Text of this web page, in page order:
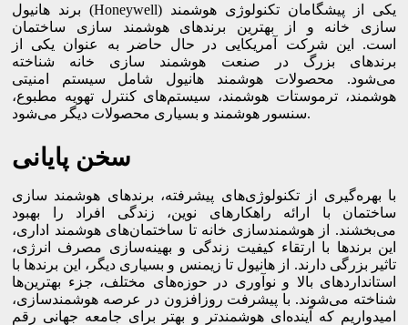
برند هانیول (Honeywell) یکی از پیشگامان تکنولوژی هوشمند
سازی خانه و از بهترین برندهای هوشمند سازی ساختمان
است. این شرکت آمریکایی در حال حاضر به عنوان یکی از
برندهای بزرگ در صنعت هوشمند سازی خانه شناخته‌
می‌شود. محصولات هوشمند هانیول شامل سیستم امنیتی
هوشمند، ترموستات هوشمند، سیستم‌های کنترل تهویه مطبوع،
سنسور هوشمند و بسیاری محصولات دیگر می‌شود.
سخن پایانی
با بهره‌گیری از تکنولوژی‌های پیشرفته، برندهای هوشمند سازی
ساختمان با ارائه راهکارهای نوین، زندگی افراد را بهبود
می‌بخشند. از هوشمندسازی خانه تا ساختمان‌های هوشمند اداری،
این برندها با ارتقاء کیفیت زندگی و بهینه‌سازی مصرف انرژی،
تاثیر بزرگی دارند. از هانیول تا زیمنس و بسیاری دیگر، این برندها با
استانداردهای بالا و نوآوری در حوزه‌های مختلف، جزء بهترین‌ها
شناخته می‌شوند. با پیشرفت روزافزون در عرصه هوشمندسازی،
امیدواریم که آینده‌ای هوشمندتر و بهتر برای جامعه جهانی رقم